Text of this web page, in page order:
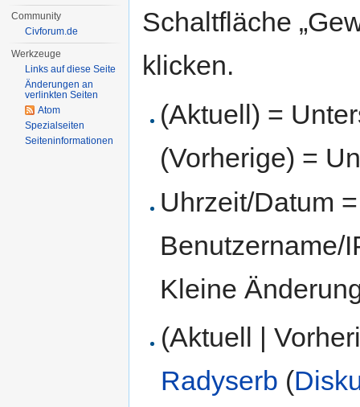
Schaltfläche
klicken.
(Aktuell) =
(Vorherige) =
Uhrzeit/Datum
Benutzername/
Kleine
(Aktuell |
Radyserb (
Community
Civforum.de
Werkzeuge
Links auf diese Seite
Änderungen an
verlinkten Seiten
Atom
Spezialseiten
Seiten­informationen